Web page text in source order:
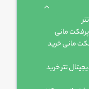
پرفکت مانی
مانی خرید
تتر خرید